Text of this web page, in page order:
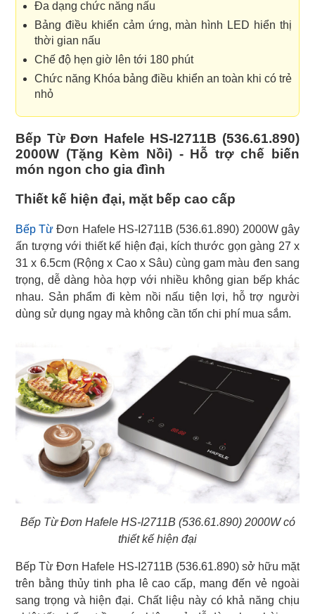
Đa dạng chức năng nấu
Bảng điều khiển cảm ứng, màn hình LED hiển thị
thời gian nấu
Chế độ hẹn giờ lên tới 180 phút
Chức năng Khóa bảng điều khiển an toàn khi có trẻ
nhỏ
Bếp Từ Đơn Hafele HS-I2711B (536.61.890)
2000W (Tặng Kèm Nồi) - Hỗ trợ chế biến
món ngon cho gia đình
Thiết kế hiện đại, mặt bếp cao cấp
Bếp Từ Đơn Hafele HS-I2711B (536.61.890) 2000W gây
ấn tượng với thiết kế hiện đại, kích thước gọn gàng 27 x
31 x 6.5cm (Rộng x Cao x Sâu) cùng gam màu đen sang
trọng, dễ dàng hòa hợp với nhiều không gian bếp khác
nhau. Sản phẩm đi kèm nồi nấu tiện lợi, hỗ trợ người
dùng sử dụng ngay mà không cần tốn chi phí mua sắm.
Bếp Từ Đơn Hafele HS-I2711B (536.61.890) 2000W có
thiết kế hiện đại
Bếp Từ Đơn Hafele HS-I2711B (536.61.890) sở hữu mặt
trên bằng thủy tinh pha lê cao cấp, mang đến vẻ ngoài
sang trọng và hiện đại. Chất liệu này có khả năng chịu